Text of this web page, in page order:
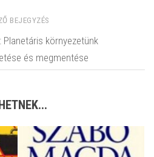
BEJEGYZÉS
Planetáris környezetünk
és megmentése